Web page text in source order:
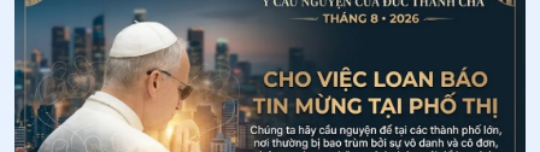
.Ngày 04/7 - Thánh Êlisabet Bồ Đào Nha
29.Ngày 04/7 Thánh Giuse Nguyễn Đình Uyển
30.Ngày 03/7 - Thánh Philipphê Phan Văn Minh
đi trên đường
Thứ Sáu tuần XVIII thường niên